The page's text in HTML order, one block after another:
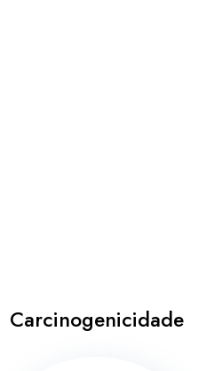
Carcinogenicidade